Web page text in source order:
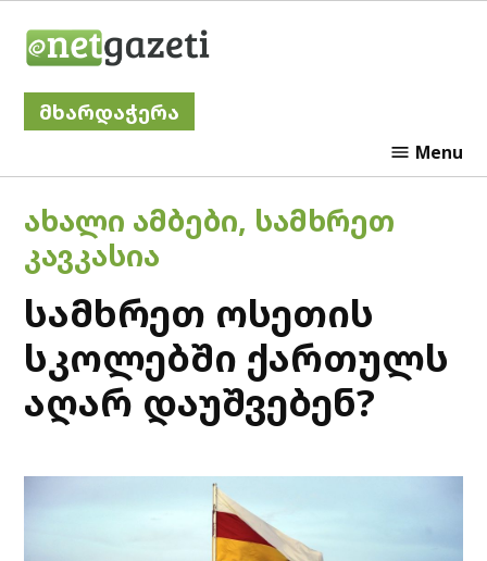
მხარდაჭერა
Menu
POSTED
IN
ᲐᲮᲐᲚᲘ ᲐᲛᲑᲔᲑᲘ, ᲡᲐᲛᲮᲠᲔᲗ
ᲙᲐᲕᲙᲐᲡᲘᲐ
სამხრეთ ოსეთის
სკოლებში ქართულს
აღარ დაუშვებენ?